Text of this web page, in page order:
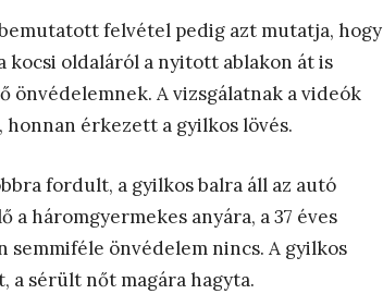
felvétel pedig azt mutatja, hogy
kocsi oldaláról a nyitott ablakon át is
A vizsgálatnak a videók
érkezett a gyilkos lövés.
fordult, a gyilkos balra áll az autó
háromgyermekes anyára, a 37 éves
semmiféle önvédelem nincs. A gyilkos
a sérült nőt magára hagyta.